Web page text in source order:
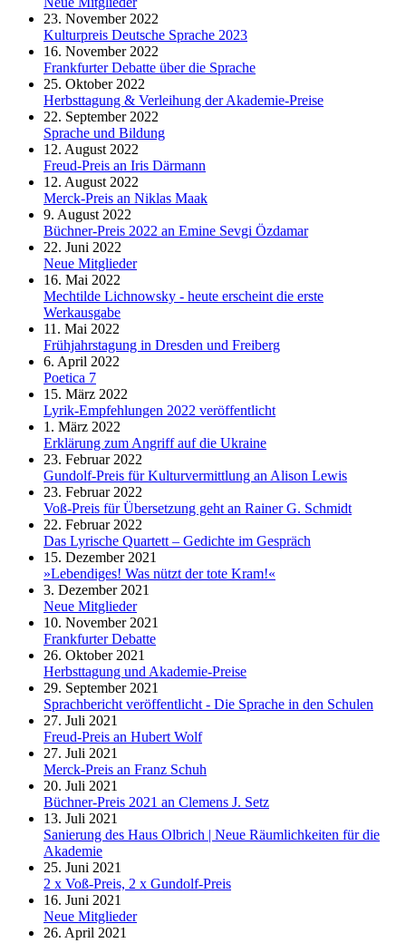
23. November 2022
Kulturpreis Deutsche Sprache 2023
16. November 2022
Frankfurter Debatte über die Sprache
25. Oktober 2022
Herbsttagung & Verleihung der Akademie-Preise
22. September 2022
Sprache und Bildung
12. August 2022
Freud-Preis an Iris Därmann
12. August 2022
Merck-Preis an Niklas Maak
9. August 2022
Büchner-Preis 2022 an Emine Sevgi Özdamar
22. Juni 2022
Neue Mitglieder
16. Mai 2022
Mechtilde Lichnowsky - heute erscheint die erste
Werkausgabe
11. Mai 2022
Frühjahrstagung in Dresden und Freiberg
6. April 2022
Poetica 7
15. März 2022
Lyrik-Empfehlungen 2022 veröffentlicht
1. März 2022
Erklärung zum Angriff auf die Ukraine
23. Februar 2022
Gundolf-Preis für Kulturvermittlung an Alison Lewis
23. Februar 2022
Voß-Preis für Übersetzung geht an Rainer G. Schmidt
22. Februar 2022
Das Lyrische Quartett – Gedichte im Gespräch
15. Dezember 2021
»Lebendiges! Was nützt der tote Kram!«
3. Dezember 2021
Neue Mitglieder
10. November 2021
Frankfurter Debatte
26. Oktober 2021
Herbsttagung und Akademie-Preise
29. September 2021
Sprachbericht veröffentlicht - Die Sprache in den Schulen
27. Juli 2021
Freud-Preis an Hubert Wolf
27. Juli 2021
Merck-Preis an Franz Schuh
20. Juli 2021
Büchner-Preis 2021 an Clemens J. Setz
13. Juli 2021
Sanierung des Haus Olbrich | Neue Räumlichkeiten für die
Akademie
25. Juni 2021
2 x Voß-Preis, 2 x Gundolf-Preis
16. Juni 2021
Neue Mitglieder
26. April 2021